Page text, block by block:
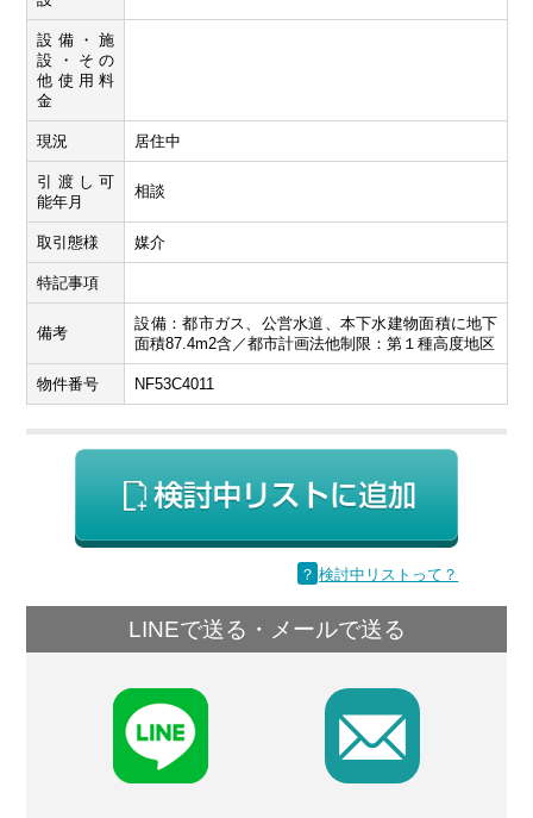
設備・施
設・その
他使用料
金
現況 居住中
引渡し可
能年月
相談
取引態様 媒介
特記事項
備考
設備：都市ガス、公営水道、本下水建物面積に地下
面積87.4m2含／都市計画法他制限：第１種高度地区
物件番号 NF53C4011
？ 検討中リストって？
LINEで送る・メールで送る
F